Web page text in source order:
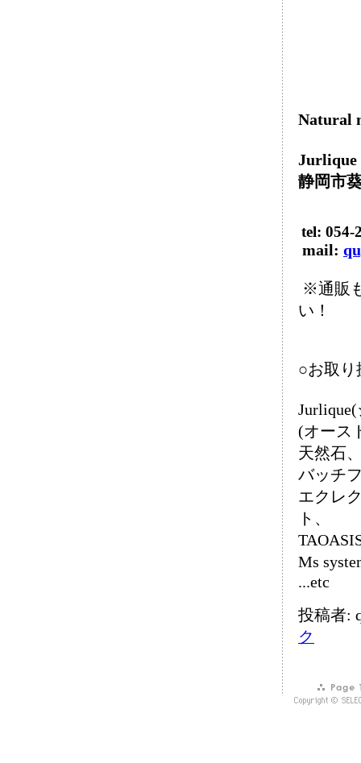
Natural
Jurlique
静岡市
tel: 054-
mail:
※通販
い！
○お取り
(オース
天然石
バッチ
エクレ
ト、
Ms
...etc
投稿者:
ク